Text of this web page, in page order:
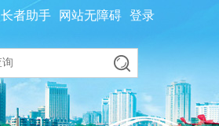
登录
网站无障碍
长者助手